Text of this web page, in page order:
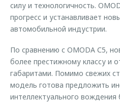
силу и технологичность.
прогресс и устанавливает
автомобильной индустрии.
По сравнению с OMODA С5,
более престижному классу и
габаритами. Помимо свежих
модель готова предложить
интеллектуального